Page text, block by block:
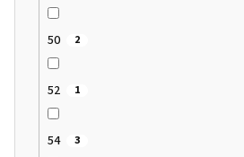
50 2
52 1
54 3